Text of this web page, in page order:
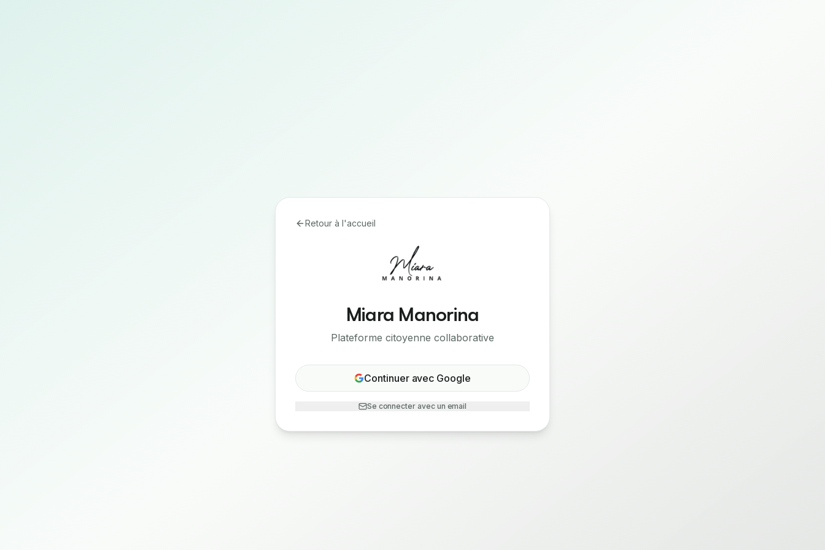
Retour à l'accueil
Miara Manorina
Plateforme citoyenne collaborative
Continuer avec Google
Se connecter avec un email